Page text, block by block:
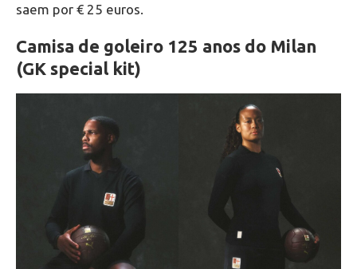
saem por € 25 euros.
Camisa de goleiro 125 anos do Milan
(GK special kit)